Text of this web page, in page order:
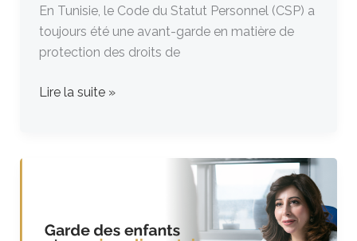
En Tunisie, le Code du Statut Personnel (CSP) a
toujours été une avant-garde en matière de
protection des droits de
divorce
Lire la suite »
et